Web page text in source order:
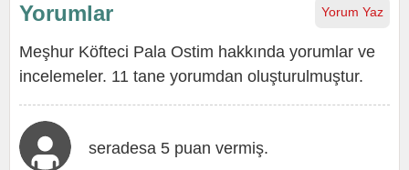
Yorum Yaz
Yorumlar
Meşhur Köfteci Pala Ostim hakkında yorumlar ve
incelemeler. 11 tane yorumdan oluşturulmuştur.
seradesa 5 puan vermiş.